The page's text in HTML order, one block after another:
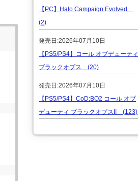
【PC】Halo Campaign Evolved
(2)
発売日:2026年07月10日
【PS5/PS4】コール オブデューティ
ブラックオプス (20)
発売日:2026年07月10日
【PS5/PS4】CoD:BO2 コール オブ
デューティ ブラックオプスII (123)